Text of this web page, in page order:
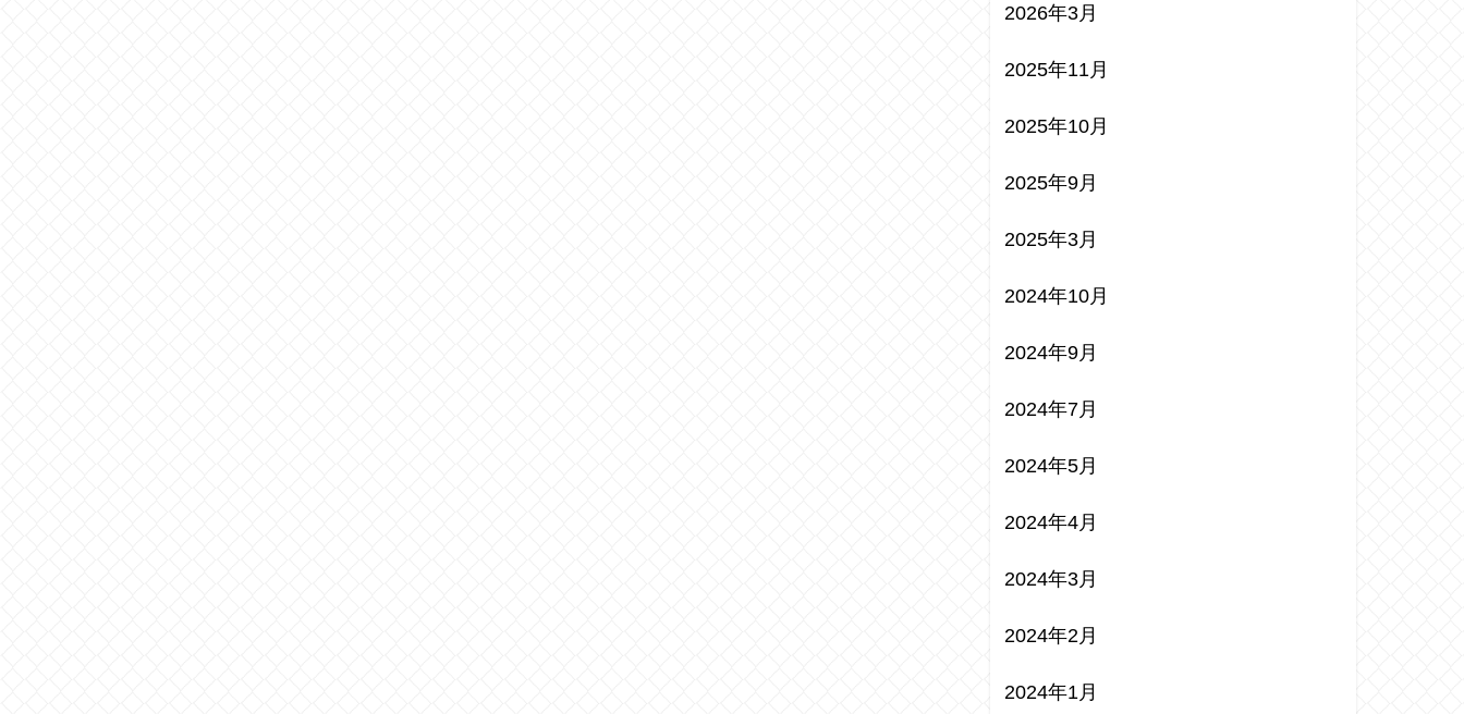
2026年3月
2025年11月
2025年10月
2025年9月
2025年3月
2024年10月
2024年9月
2024年7月
2024年5月
2024年4月
2024年3月
2024年2月
2024年1月